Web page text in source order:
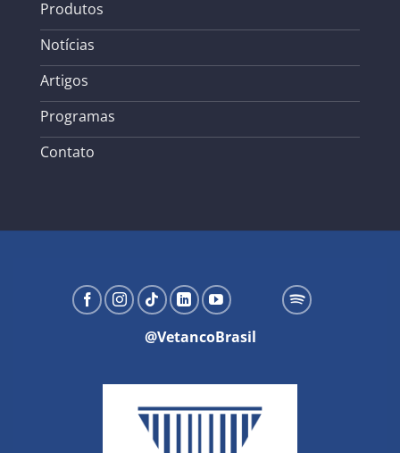
Produtos
Notícias
Artigos
Programas
Contato
@VetancoBrasil